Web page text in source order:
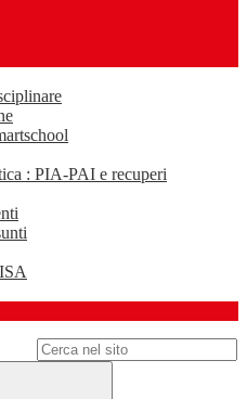
: PIA-PAI e recuperi